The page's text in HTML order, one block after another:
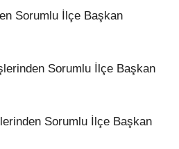
Sorumlu İlçe Başkan
Sorumlu İlçe Başkan
Sorumlu İlçe Başkan